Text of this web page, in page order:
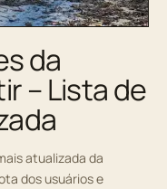
da
– Lista de
atualizada da
dos usuários e